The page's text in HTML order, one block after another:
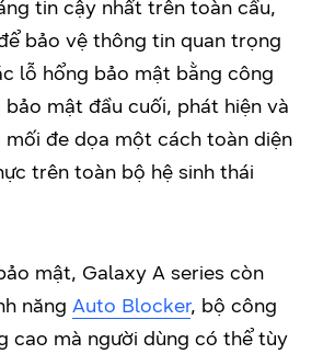
tin cậy nhất trên toàn cầu,
bảo vệ thông tin quan trọng
lỗ hổng bảo mật bằng công
bảo mật đầu cuối, phát hiện và
đe dọa một cách toàn diện
trên toàn bộ hệ sinh thái
mật, Galaxy A series còn
năng Auto Blocker, bộ công
cao mà người dùng có thể tùy